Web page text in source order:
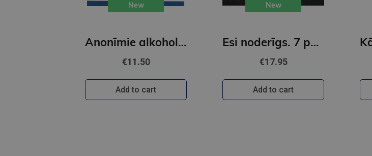
New
Anonīmie alkoholoķi
€11.50
Add to cart
New
Esi noderīgs. 7 padomi dzīvei
€17.95
Add to cart